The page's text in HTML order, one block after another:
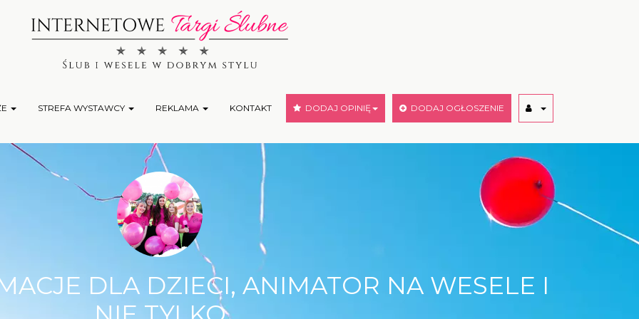
STREFA WYSTAWCY REKLAMA KONTAKT DODAJ OPINIĘ DODAJ OGŁOSZENIE
DLA DZIECI, ANIMATOR NA WESELE I